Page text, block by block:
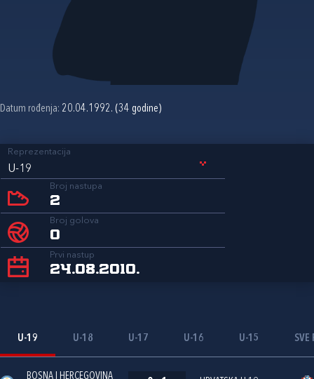
Datum rođenja: 20.04.1992. (34 godine)
Reprezentacija
U-19
Broj nastupa
2
Broj golova
0
Prvi nastup
24.08.2010.
U-19 U-18 U-17 U-16 U-15 SVE
BOSNA I HERCEGOVINA